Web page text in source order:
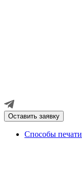
Оставить заявку
Способы печати